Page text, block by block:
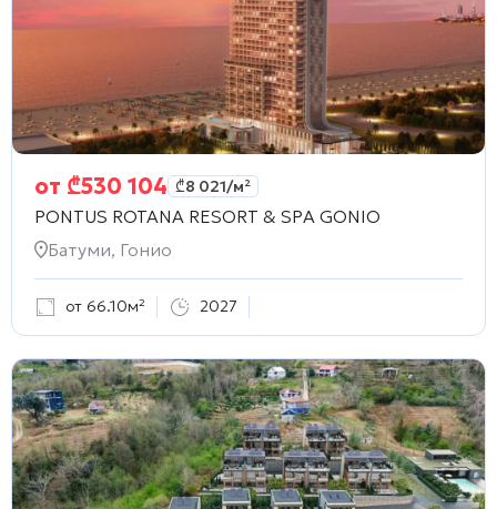
от ₾530 104 ₾8 021/м²
PONTUS ROTANA RESORT & SPA GONIO
Батуми, Гонио
от 66.10м² 2027